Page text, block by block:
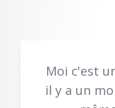
Moi c'est
il y a un